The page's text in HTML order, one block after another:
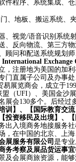
件程序、系统集成、
、地板、搬运系统、
、视觉/语音识别系统
、反向物流、第三方
问和配送系统规划
International Exchange
，注册地为美国的加
门直属子公司及办事
展览商会，成立于
（UFI）、美国金沙
展会130多个。后经过
训】、【国际教育交
投资移民及出境】、
出入境商务地接服务社
，在中国的北京、上
展服务有限公司 是专
务考察及展品货运事
会展商旅资源，能